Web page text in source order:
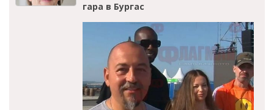
гара в Бургас